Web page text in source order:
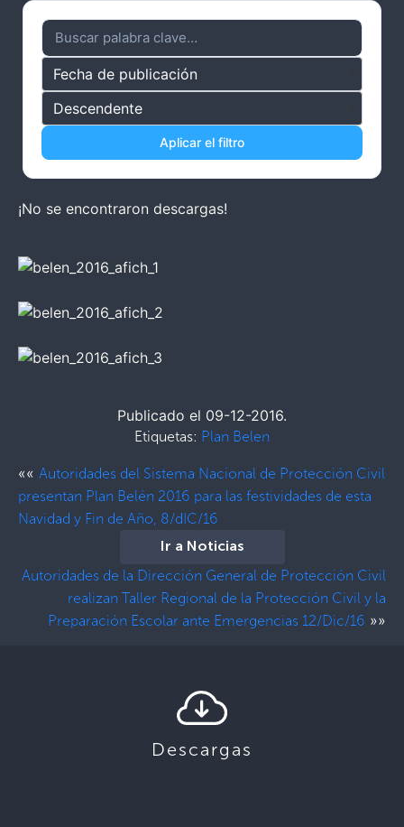
Aplicar el filtro
¡No se encontraron descargas!
Publicado el 09-12-2016.
Etiquetas: Plan Belen
«« Autoridades del Sistema Nacional de Protección Civil
presentan Plan Belén 2016 para las festividades de esta
Navidad y Fin de Año, 8/dIC/16
Ir a Noticias
Autoridades de la Dirección General de Protección Civil
realizan Taller Regional de la Protección Civil y la
Preparación Escolar ante Emergencias 12/Dic/16 »»
Descargas